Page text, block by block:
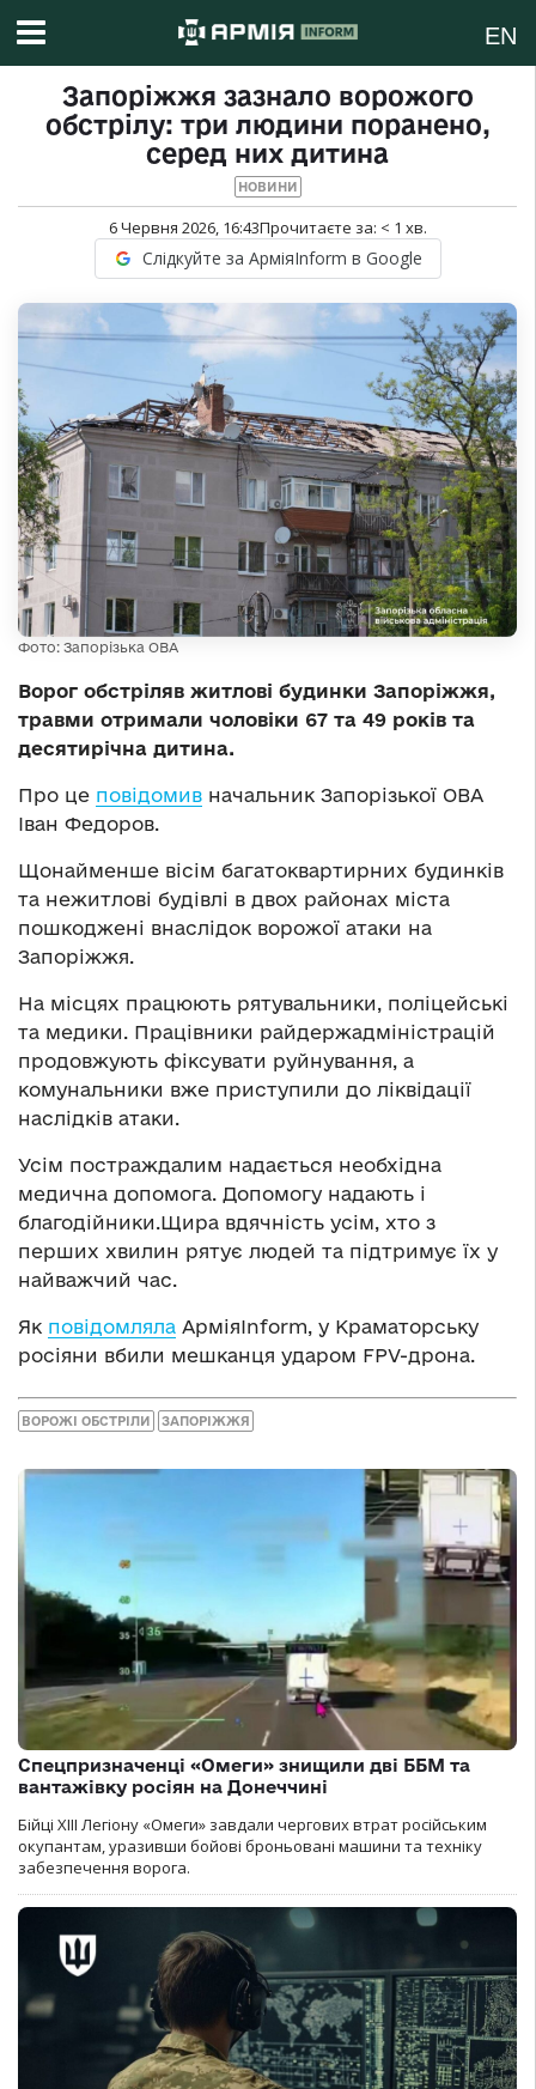
EN
Запоріжжя зазнало ворожого
обстрілу: три людини поранено,
серед них дитина
НОВИНИ
6 Червня 2026, 16:43Прочитаєте за: < 1 хв.
Слідкуйте за АрміяInform в Google
Фото: Запорізька ОВА
Ворог обстріляв житлові будинки Запоріжжя,
травми отримали чоловіки 67 та 49 років та
десятирічна дитина.
Про це повідомив начальник Запорізької ОВА
Іван Федоров.
Щонайменше вісім багатоквартирних будинків
та нежитлові будівлі в двох районах міста
пошкоджені внаслідок ворожої атаки на
Запоріжжя.
На місцях працюють рятувальники, поліцейські
та медики. Працівники райдержадміністрацій
продовжують фіксувати руйнування, а
комунальники вже приступили до ліквідації
наслідків атаки.
Усім постраждалим надається необхідна
медична допомога. Допомогу надають і
благодійники.Щира вдячність усім, хто з
перших хвилин рятує людей та підтримує їх у
найважчий час.
Як повідомляла АрміяInform, у Краматорську
росіяни вбили мешканця ударом FPV-дрона.
ВОРОЖІ ОБСТРІЛИ ЗАПОРІЖЖЯ
Спецпризначенці «Омеги» знищили дві ББМ та
вантажівку росіян на Донеччині
Бійці ХІІІ Легіону «Омеги» завдали чергових втрат російським
окупантам, уразивши бойові броньовані машини та техніку
забезпечення ворога.